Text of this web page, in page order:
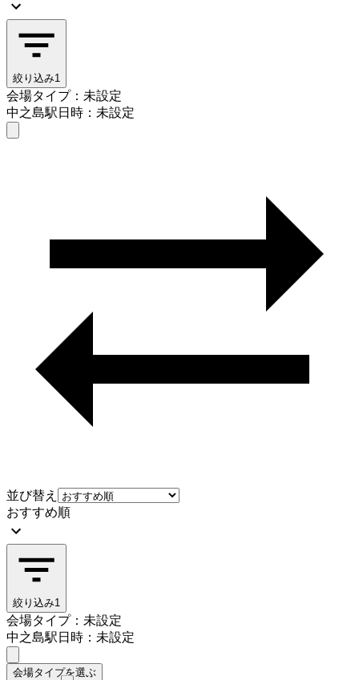
絞り込み1
会場タイプ：未設定
中之島駅日時：未設定
並び替え
おすすめ順
絞り込み1
会場タイプ：未設定
中之島駅日時：未設定
会場タイプを選ぶ